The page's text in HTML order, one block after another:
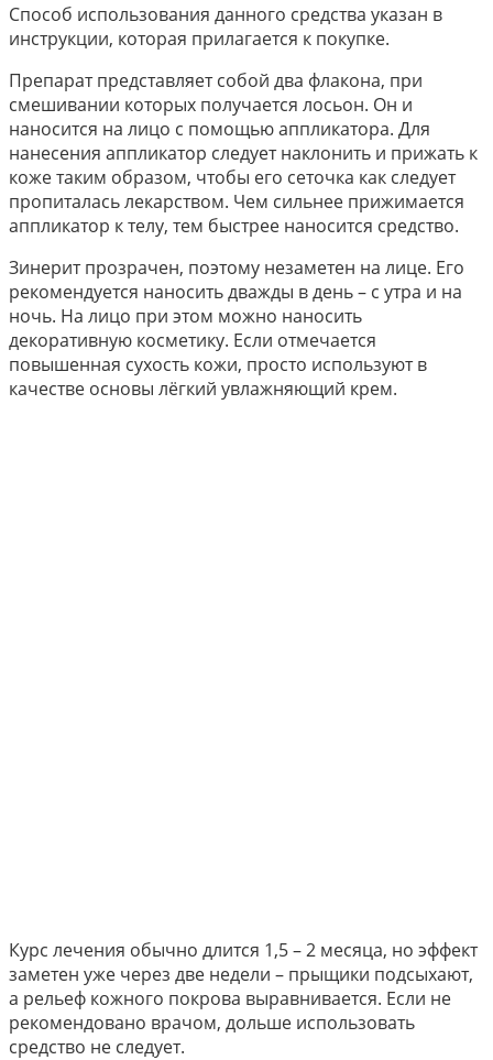
Способ использования данного средства указан в
инструкции, которая прилагается к покупке.
Препарат представляет собой два флакона, при
смешивании которых получается лосьон. Он и
наносится на лицо с помощью аппликатора. Для
нанесения аппликатор следует наклонить и прижать к
коже таким образом, чтобы его сеточка как следует
пропиталась лекарством. Чем сильнее прижимается
аппликатор к телу, тем быстрее наносится средство.
Зинерит прозрачен, поэтому незаметен на лице. Его
рекомендуется наносить дважды в день – с утра и на
ночь. На лицо при этом можно наносить
декоративную косметику. Если отмечается
повышенная сухость кожи, просто используют в
качестве основы лёгкий увлажняющий крем.
Курс лечения обычно длится 1,5 – 2 месяца, но эффект
заметен уже через две недели – прыщики подсыхают,
а рельеф кожного покрова выравнивается. Если не
рекомендовано врачом, дольше использовать
средство не следует.